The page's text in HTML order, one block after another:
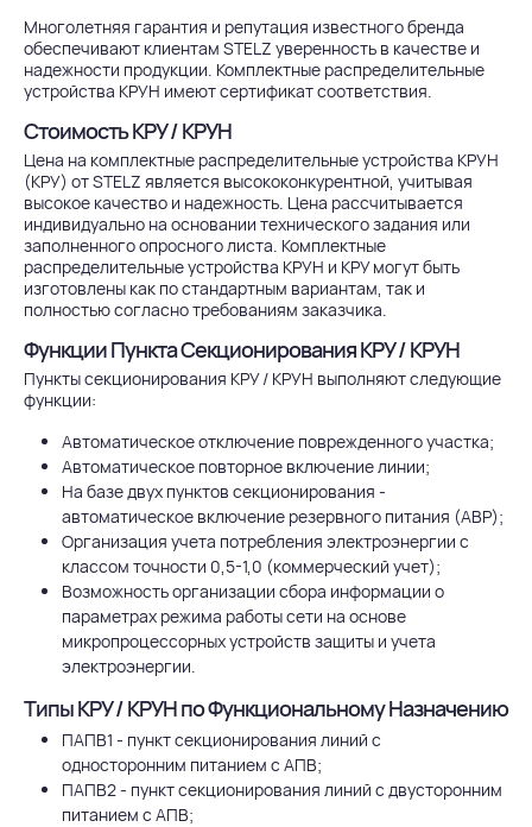
Многолетняя гарантия и репутация известного бренда
обеспечивают клиентам STELZ уверенность в качестве и
надежности продукции. Комплектные распределительные
устройства КРУН имеют сертификат соответствия.
Стоимость КРУ / КРУН
Цена на комплектные распределительные устройства КРУН
(КРУ) от STELZ является высококонкурентной, учитывая
высокое качество и надежность. Цена рассчитывается
индивидуально на основании технического задания или
заполненного опросного листа. Комплектные
распределительные устройства КРУН и КРУ могут быть
изготовлены как по стандартным вариантам, так и
полностью согласно требованиям заказчика.
Функции Пункта Секционирования КРУ / КРУН
Пункты секционирования КРУ / КРУН выполняют следующие
функции:
Автоматическое отключение поврежденного участка;
Автоматическое повторное включение линии;
На базе двух пунктов секционирования -
автоматическое включение резервного питания (АВР);
Организация учета потребления электроэнергии с
классом точности 0,5-1,0 (коммерческий учет);
Возможность организации сбора информации о
параметрах режима работы сети на основе
микропроцессорных устройств защиты и учета
электроэнергии.
Типы КРУ / КРУН по Функциональному Назначению
ПАПВ1 - пункт секционирования линий с
односторонним питанием с АПВ;
ПАПВ2 - пункт секционирования линий с двусторонним
питанием с АПВ;